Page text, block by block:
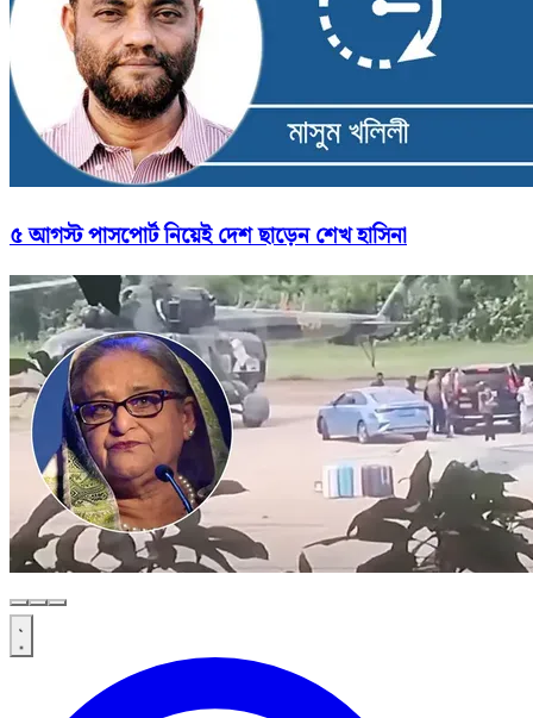
৫ আগস্ট পাসপোর্ট নিয়েই দেশ ছাড়েন শেখ হাসিনা